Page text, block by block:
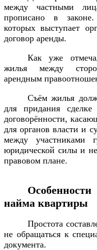
между частными
прописано в
которых выступает
договор аренды.
Как уже
жилья между
арендным
Съём жилья
для придания
договорённости,
для органов власти и
между участниками
юридической силы и
правовом плане.
найма квартиры
Простота
не обращаться к
документа.